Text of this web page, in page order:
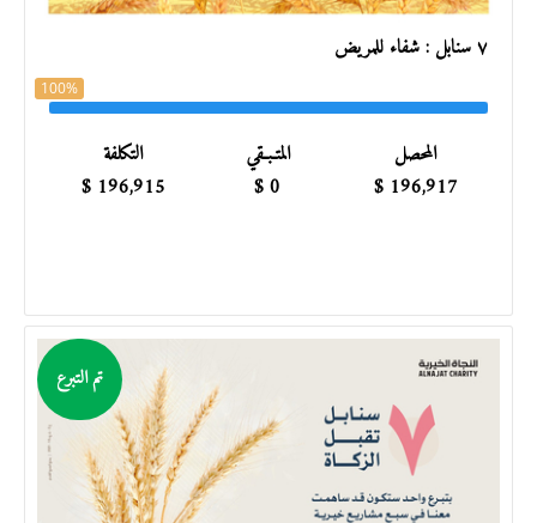
٧ سنابل : شفاء للمريض
100%
المحصل
196,917
$
المتـبـقي
0
$
التكلفة
196,915
$
تم التبرع